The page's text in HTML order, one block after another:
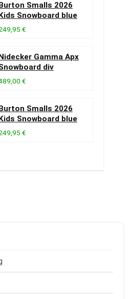
Smalls 2026
Snowboard blue
€
Gamma Apx
div
€
Smalls 2026
Snowboard blue
€